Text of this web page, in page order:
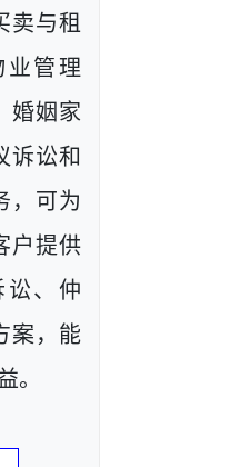
卖与租
业管理
婚姻家
诉讼和
，可为
户提供
、仲
案，能
。